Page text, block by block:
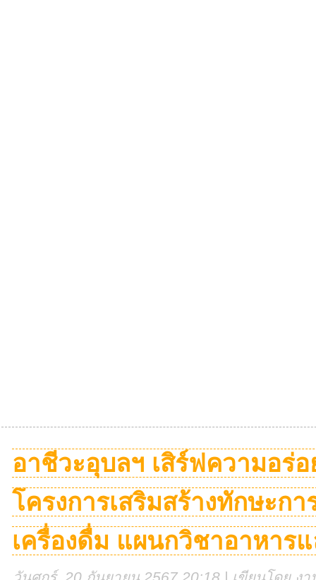
อาชีวะอุบลฯ เสิร์ฟความอร่
โครงการเสริมสร้างทักษะก
เครื่องดื่ม แผนกวิชาอาหาร